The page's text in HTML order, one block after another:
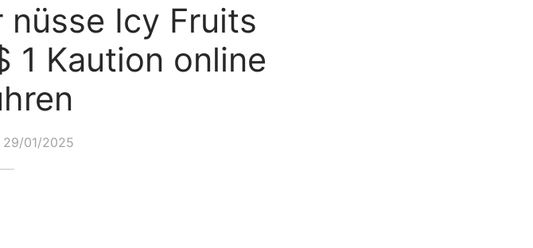
Icy Fruits
1 Kaution online
29/01/2025